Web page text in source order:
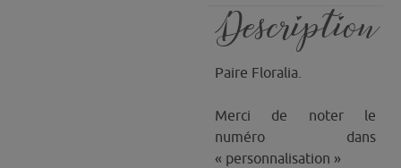
Description
Paire Floralia.
Merci de noter le
numéro dans
« personnalisation »